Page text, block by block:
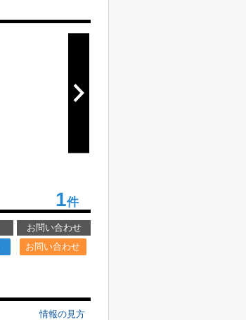
1件
お問い合わせ
お問い合わせ
情報の見方